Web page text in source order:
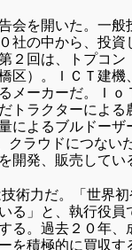
会を開いた。一般
社の中から、投資
２回は、トプコン
区）。ＩＣＴ建機
メーカーだ。Ｉｏ
トラクターによる
によるブルドーザ
クラウドにつない
開発、販売してい
術力だ。「世界初
る」と、執行役員
る。過去２０年、
を積極的に買収す